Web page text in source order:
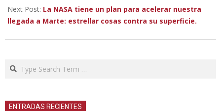
Next Post: La NASA tiene un plan para acelerar nuestra
llegada a Marte: estrellar cosas contra su superficie.
Search
ENTRADAS RECIENTES